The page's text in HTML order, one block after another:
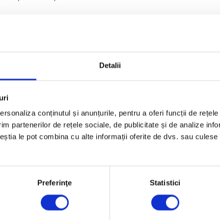
Detalii
conținutul și anunțurile, pentru a oferi funcții de
partenerilor de rețele sociale, de publicitate și de analize
le pot combina cu alte informații oferite de dvs. sau
Preferinţe Statistici
trebuie să fie de laa știlaa putea.Pentru
ca modelul PERMA să fie pus în practică
activități care îți produc plăcere. Reflectează
evenimentele astfel încât să ai parte de
în ele. Stabilește-ți obiective pe termen lung